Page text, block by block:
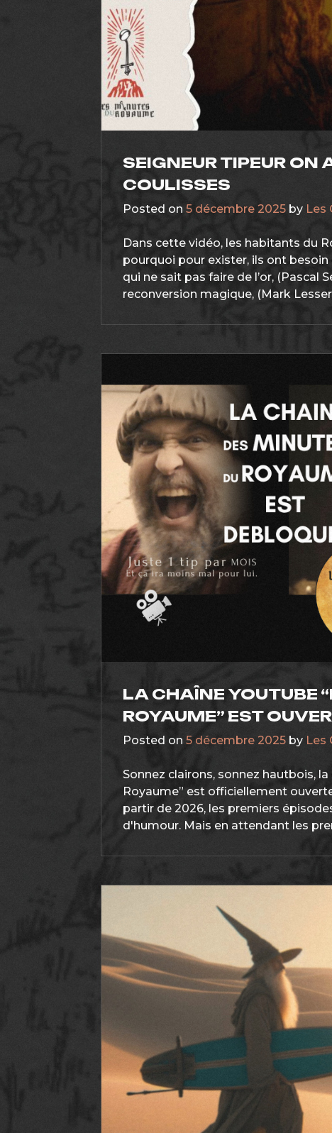
SEIGNEUR TIPEUR ON
COULISSES
Posted on 5 décembre 2025 by Les
Dans cette vidéo, les habitants du
pourquoi pour exister, ils ont besoin
qui ne sait pas faire de l’or, (Pascal
reconversion magique, (Mark
LA CHAÎNE YOUTUBE
ROYAUME” EST
Posted on 5 décembre 2025 by Les
Sonnez clairons, sonnez hautbois,
Royaume” est officiellement
partir de 2026, les premiers
d'humour. Mais en attendant les